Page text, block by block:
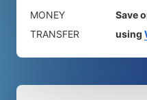
MONEY
TRANSFER
Save
using